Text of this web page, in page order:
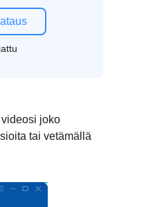
joko
tai vetämällä